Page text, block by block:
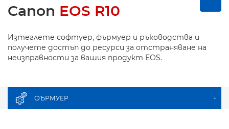
Canon EOS R10
Изтеглете софтуер, фърмуер и ръководства и
получете достъп до ресурси за отстраняване на
неизправности за вашия продукт EOS.
ФЪРМУЕР +